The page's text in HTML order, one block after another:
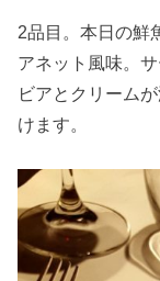
2品目。本日の鮮
アネット風味。
ビアとクリーム
けます。